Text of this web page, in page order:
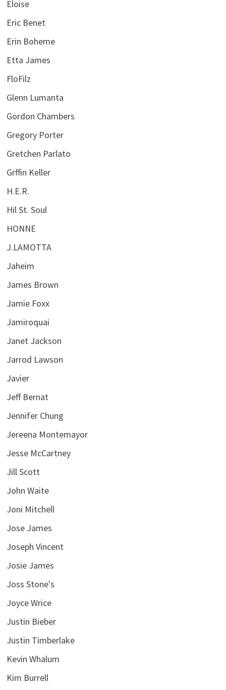
Eloise
Eric Benet
Erin Boheme
Etta James
FloFilz
Glenn Lumanta
Gordon Chambers
Gregory Porter
Gretchen Parlato
Grffin Keller
H.E.R.
Hil St. Soul
HONNE
J.LAMOTTA
Jaheim
James Brown
Jamie Foxx
Jamiroquai
Janet Jackson
Jarrod Lawson
Javier
Jeff Bernat
Jennifer Chung
Jereena Montemayor
Jesse McCartney
Jill Scott
John Waite
Joni Mitchell
Jose James
Joseph Vincent
Josie James
Joss Stone's
Joyce Wrice
Justin Bieber
Justin Timberlake
Kevin Whalum
Kim Burrell